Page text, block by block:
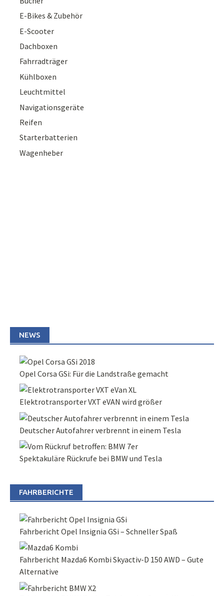
E-Bikes & Zubehör
E-Scooter
Dachboxen
Fahrradträger
Kühlboxen
Leuchtmittel
Navigationsgeräte
Reifen
Starterbatterien
Wagenheber
NEWS
Opel Corsa GSi: Für die Landstraße gemacht
Elektrotransporter VXT eVAN wird größer
Deutscher Autofahrer verbrennt in einem Tesla
Spektakuläre Rückrufe bei BMW und Tesla
FAHRBERICHTE
Fahrbericht Opel Insignia GSi – Schneller Spaß
Fahrbericht Mazda6 Kombi Skyactiv-D 150 AWD – Gute
Alternative